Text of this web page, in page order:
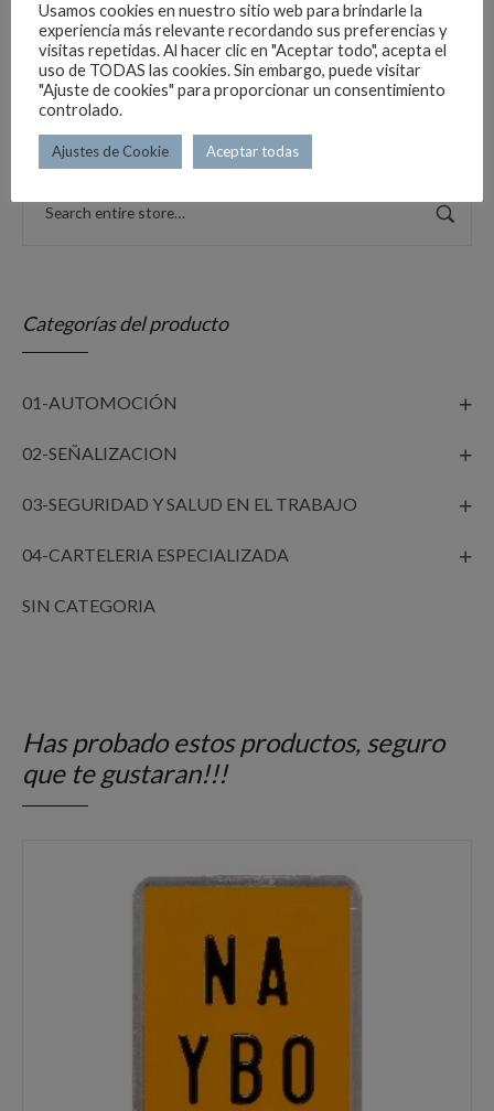
Categorías del producto
01-AUTOMOCIÓN
02-SEÑALIZACION
03-SEGURIDAD Y SALUD EN EL TRABAJO
04-CARTELERIA ESPECIALIZADA
SIN CATEGORIA
DESCRIPCIÓN
ADR
Has probado estos productos, seguro
que te gustaran!!!
Usamos cookies en nuestro sitio web para brindarle la
experiencia más relevante recordando sus preferencias y
visitas repetidas. Al hacer clic en "Aceptar todo", acepta el
uso de TODAS las cookies. Sin embargo, puede visitar
"Ajuste de cookies" para proporcionar un consentimiento
controlado.
Ajustes de Cookie Aceptar todas